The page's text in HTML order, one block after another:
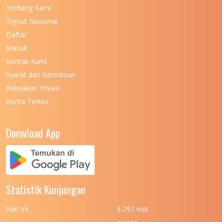
UNIVERSITAS NEGERI KHAIRUN
UNIVERSITAS NEGERI MANADO
UNIVERSITAS NEGERI MEDAN
UNIVERSITAS NEGERI PADANG
UNIVERSITAS NUSA CENDANA
UNIVERSITAS PADJADJARAN
UNIVERSITAS PATTIMURA
Tentang Kami
Tryout Nasional
Daftar
Masuk
Kontak Kami
Syarat dan Ketentuan
Kebijakan Privasi
Berita Terkini
Donwload App
Statistik Kunjungan
Hari Ini
6.292 visit